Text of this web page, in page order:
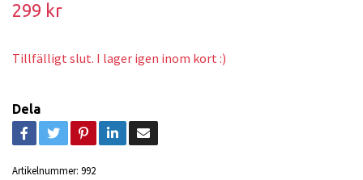
299 kr
Tillfälligt slut. I lager igen inom kort :)
Dela
Artikelnummer: 992